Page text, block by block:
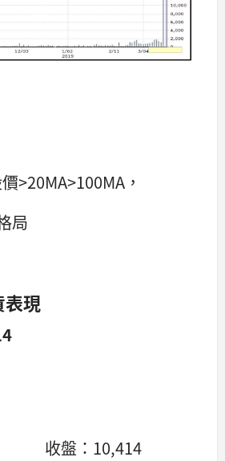
>20MA>100MA，
局
表現
收盤：10,414